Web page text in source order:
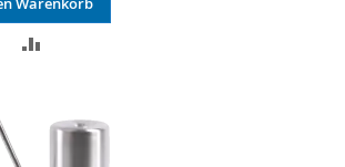
HINZUFÜGEN